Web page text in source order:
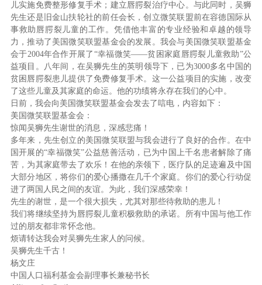
儿实施免费整形修复手术；建立唇腭裂治疗中心。与此同时，吴狮
先生还是旧金山扶轮社的前任会长，创立微笑联盟前在容德国际从
事救助唇腭裂儿童的工作。凭借他丰富的专业经验和卓越的领导
力，推动了美国微笑联盟基金会的发展。我会与美国微笑联盟基金
会于2004年合作开展了“幸福微笑——贫困家庭唇腭裂儿童救助”公
益项目。八年间，在吴狮先生的英明领导下，已为3000多名中国的
贫困唇腭裂患儿提供了免费修复手术。这一公益项目的实施，改变
了这些儿童及其家庭的命运。他的功绩将永存在我们的心中。
日前，我会向美国微笑联盟基金会发去了唁电，内容如下：
美国微笑联盟基金会：
惊闻吴狮先生谢世的消息，深感悲痛！
多年来，先生创立的美国微笑联盟与我会进行了良好的合作。在中
国开展的“幸福微笑”公益慈善活动，已为中国上千名患者解除了痛
苦，为其家庭带去了欢乐！在他的亲领下，医疗队的足迹遍及中国
大部分地区，将你们的爱心播撒在几千个家庭。你们的爱心行动促
进了两国人民之间的友谊。为此，我们深感荣幸！
先生的谢世，是一个很大损失，尤其对那些待救助的患儿！
我们将继续坚持为唇腭裂儿童积极救助的承诺。所有中国与他工作
过的朋友都非常怀念他。
烦请转达我会对吴狮先生家人的问候。
吴狮先生千古！
杨文庄
中国人口福利基金会副理事长兼秘书长